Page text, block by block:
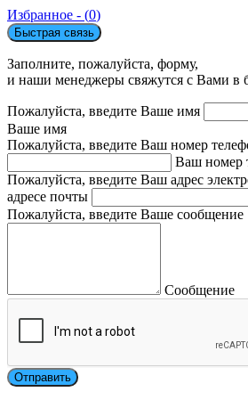
Избранное - (0)
Быстрая связь
Заполните, пожалуйста, форму,
и наши менеджеры свяжутся с Вами в
Пожалуйста, введите Ваше имя
Ваше имя
Пожалуйста, введите Ваш номер
Ваш номер
Пожалуйста, введите Ваш адрес
адресе почты
Пожалуйста, введите Ваше сообщение
Сообщение